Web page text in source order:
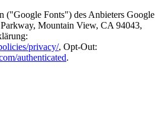
("Google Fonts") des Anbieters Google
Mountain View, CA 94043,
privacy/, Opt-Out:
authenticated.